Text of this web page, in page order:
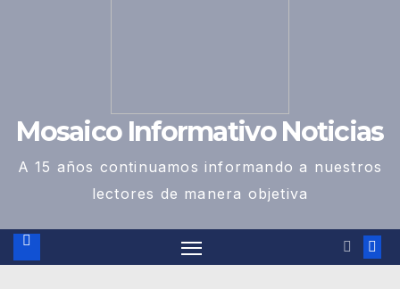
Mosaico Informativo Noticias
A 15 años continuamos informando a nuestros
lectores de manera objetiva